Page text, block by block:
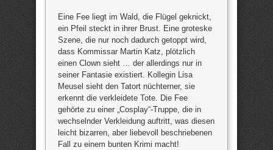
Eine Fee liegt im Wald, die Flügel geknickt,
ein Pfeil steckt in ihrer Brust. Eine groteske
Szene, die nur noch dadurch getoppt wird,
dass Kommissar Martin Katz, plötzlich
einen Clown sieht … der allerdings nur in
seiner Fantasie existiert. Kollegin Lisa
Meusel sieht den Tatort nüchterner, sie
erkennt die verkleidete Tote. Die Fee
gehörte zu einer „Cosplay“-Truppe, die in
wechselnder Verkleidung auftritt, was diesen
leicht bizarren, aber liebevoll beschriebenen
Fall zu einem bunten Krimi macht!